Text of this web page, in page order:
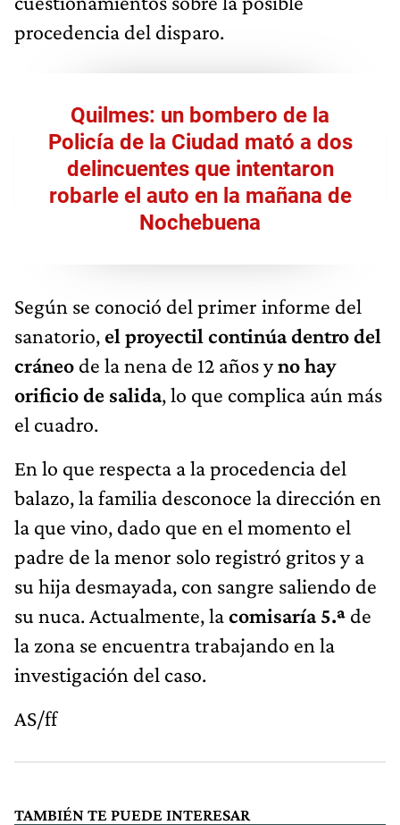
procedencia del disparo.
Quilmes: un bombero de la
Policía de la Ciudad mató a dos
delincuentes que intentaron
robarle el auto en la mañana de
Nochebuena
Según se conoció del primer informe del
sanatorio, el proyectil continúa dentro del
cráneo de la nena de 12 años yno hay
orificio de salida, lo que complica aún más
el cuadro.
En lo que respecta a la procedencia del
balazo, la familia desconoce la dirección en
la que vino, dado que en el momento el
padre de la menor solo registró gritos y a
su hija desmayada, con sangre saliendo de
su nuca. Actualmente, lacomisaría 5.ª de
la zona se encuentra trabajando en la
investigación del caso.
AS/ff
TAMBIÉN TE PUEDE INTERESAR